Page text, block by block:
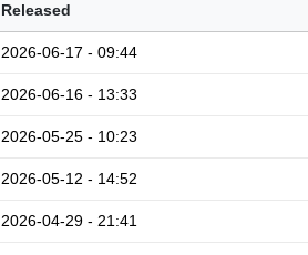
Released
2026-06-17 - 09:44
2026-06-16 - 13:33
2026-05-25 - 10:23
2026-05-12 - 14:52
2026-04-29 - 21:41